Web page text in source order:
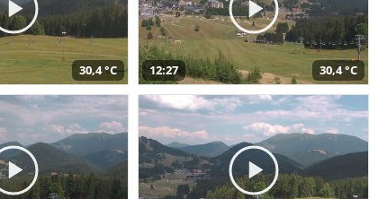
30,4 °C 12:27 30,4 °C